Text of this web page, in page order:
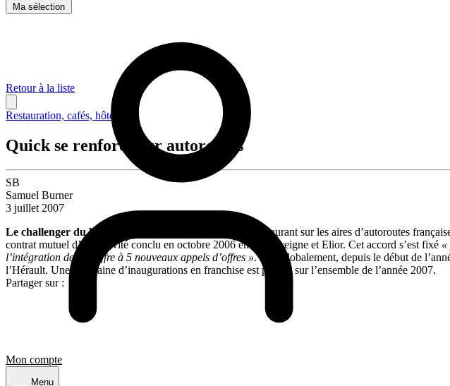
Ma sélection
Mon compte
Menu
Retour à la liste
Restauration, cafés, hôtellerie
Quick se renforce sur autoroutes
SB
Samuel Burner
3 juillet 2007
Le challenger du hamburger
vient d’ouvrir son 6ème restaurant sur les aires d’autoroutes
contrat mutuel d’exclusivité conclu en octobre 2006 entre l’enseigne et Elior. Cet accord s’est fixé «
l’intégration de son offre à 5 nouveaux appels d’offres ». Plus globalement, depuis le début de
l’Hérault. Une quinzaine d’inaugurations en franchise est prévue sur l’ensemble de l’année 2007.
Partager sur :